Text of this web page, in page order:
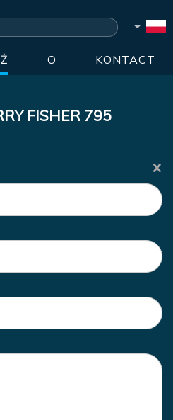
O KONTACT
FISHER 795